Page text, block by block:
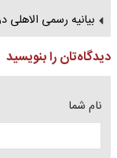
بیانیه رسمی الاهلی
دیدگاه‌تان را بنویسید
نام شما